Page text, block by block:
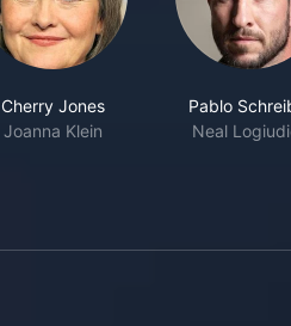
Cherry Jones
Joanna Klein
Pablo
Neal